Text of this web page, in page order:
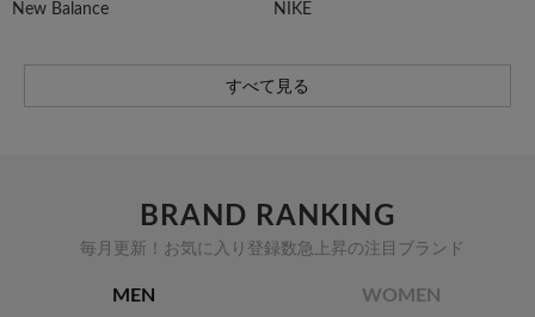
New Balance NIKE
すべて見る
BRAND RANKING
毎月更新！お気に入り登録数急上昇の注目ブランド
MEN WOMEN